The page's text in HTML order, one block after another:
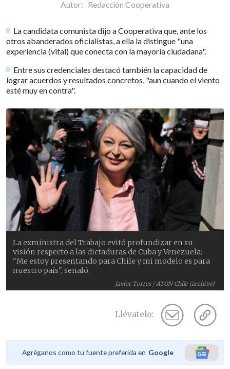
Autor: Redacción Cooperativa
La candidata comunista dijo a Cooperativa que, ante los
otros abanderados oficialistas, a ella la distingue "una
experiencia (vital) que conecta con la mayoría ciudadana".
Entre sus credenciales destacó también la capacidad de
lograr acuerdos y resultados concretos, "aun cuando el viento
esté muy en contra".
Javier Torres / ATON Chile (archivo)
La exministra del Trabajo evitó profundizar en su
visión respecto a las dictaduras de Cuba y Venezuela:
"Me estoy presentando para Chile y mi modelo es para
nuestro país", señaló.
Llévatelo:
Agréganos como tu fuente preferida en Google